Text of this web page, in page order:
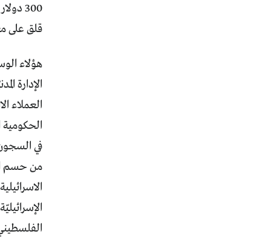
300
قلق على
هؤلاء
الإدارة
العملاء
الحكومية
في
من حسم